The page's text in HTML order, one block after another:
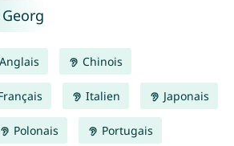
Anglais Chinois
Italien Japonais
Polonais Portugais